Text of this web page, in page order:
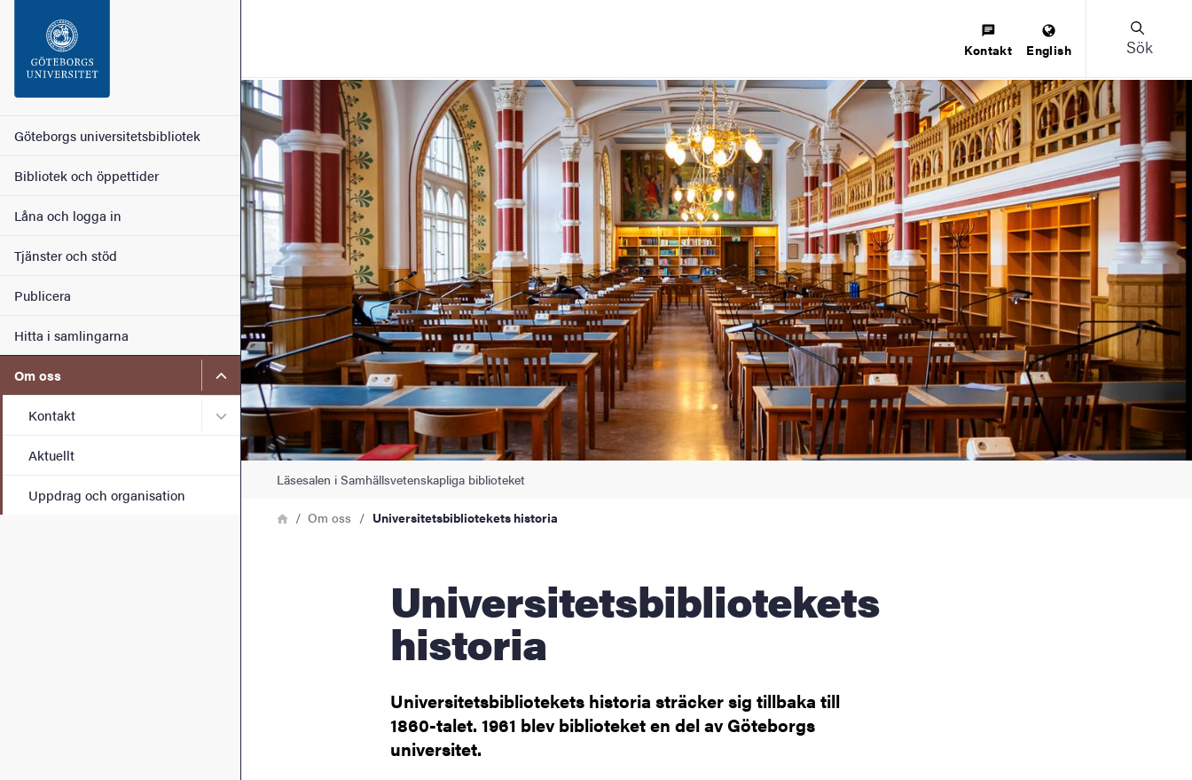
Sidfoten
Om webbplatsen
Huvudmeny
Göteborgs universitetsbibliotek
Bibliotek och öppettider
Låna och logga in
Tjänster och stöd
Publicera
Hitta i samlingarna
Om oss Undermeny för Om oss
Kontakt Undermeny för Kontakt
Aktuellt
Uppdrag och organisation
Kontakt English Sök
Bild
Läsesalen i Samhällsvetenskapliga biblioteket
LänkstigHemOm oss Universitetsbibliotekets historia
Universitetsbibliotekets
historia
Universitetsbibliotekets historia sträcker sig tillbaka till
1860-talet. 1961 blev biblioteket en del av Göteborgs
universitet.